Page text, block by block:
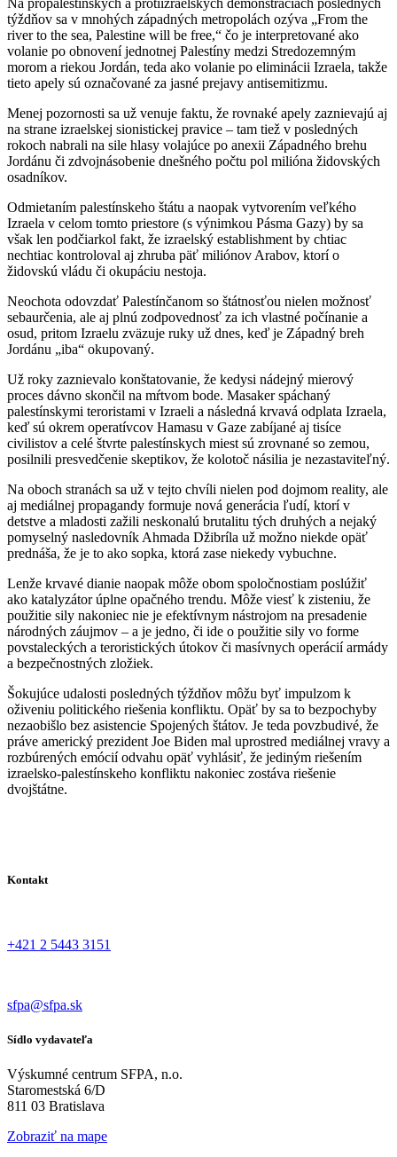
týždňov sa v mnohých západných metropolách ozýva „From the
river to the sea, Palestine will be free,“ čo je interpretované ako
volanie po obnovení jednotnej Palestíny medzi Stredozemným
morom a riekou Jordán, teda ako volanie po eliminácii Izraela, takže
tieto apely sú označované za jasné prejavy antisemitizmu.
Menej pozornosti sa už venuje faktu, že rovnaké apely zaznievajú aj
na strane izraelskej sionistickej pravice – tam tiež v posledných
rokoch nabrali na sile hlasy volajúce po anexii Západného brehu
Jordánu či zdvojnásobenie dnešného počtu pol milióna židovských
osadníkov.
Odmietaním palestínskeho štátu a naopak vytvorením veľkého
Izraela v celom tomto priestore (s výnimkou Pásma Gazy) by sa
však len podčiarkol fakt, že izraelský establishment by chtiac
nechtiac kontroloval aj zhruba päť miliónov Arabov, ktorí o
židovskú vládu či okupáciu nestoja.
Neochota odovzdať Palestínčanom so štátnosťou nielen možnosť
sebaurčenia, ale aj plnú zodpovednosť za ich vlastné počínanie a
osud, pritom Izraelu zväzuje ruky už dnes, keď je Západný breh
Jordánu „iba“ okupovaný.
Už roky zaznievalo konštatovanie, že kedysi nádejný mierový
proces dávno skončil na mŕtvom bode. Masaker spáchaný
palestínskymi teroristami v Izraeli a následná krvavá odplata Izraela,
keď sú okrem operatívcov Hamasu v Gaze zabíjané aj tisíce
civilistov a celé štvrte palestínskych miest sú zrovnané so zemou,
posilnili presvedčenie skeptikov, že kolotoč násilia je nezastaviteľný.
Na oboch stranách sa už v tejto chvíli nielen pod dojmom reality, ale
aj mediálnej propagandy formuje nová generácia ľudí, ktorí v
detstve a mladosti zažili neskonalú brutalitu tých druhých a nejaký
pomyselný nasledovník Ahmada Džibríla už možno niekde opäť
prednáša, že je to ako sopka, ktorá zase niekedy vybuchne.
Lenže krvavé dianie naopak môže obom spoločnostiam poslúžiť
ako katalyzátor úplne opačného trendu. Môže viesť k zisteniu, že
použitie sily nakoniec nie je efektívnym nástrojom na presadenie
národných záujmov – a je jedno, či ide o použitie sily vo forme
povstaleckých a teroristických útokov či masívnych operácií armády
a bezpečnostných zložiek.
Šokujúce udalosti posledných týždňov môžu byť impulzom k
oživeniu politického riešenia konfliktu. Opäť by sa to bezpochyby
nezaobišlo bez asistencie Spojených štátov. Je teda povzbudivé, že
práve americký prezident Joe Biden mal uprostred mediálnej vravy a
rozbúrených emócií odvahu opäť vyhlásiť, že jediným riešením
izraelsko-palestínskeho konfliktu nakoniec zostáva riešenie
dvojštátne.
Kontakt
+421 2 5443 3151
sfpa@sfpa.sk
Sídlo vydavateľa
Výskumné centrum SFPA, n.o.
Staromestská 6/D
811 03 Bratislava
Zobraziť na mape